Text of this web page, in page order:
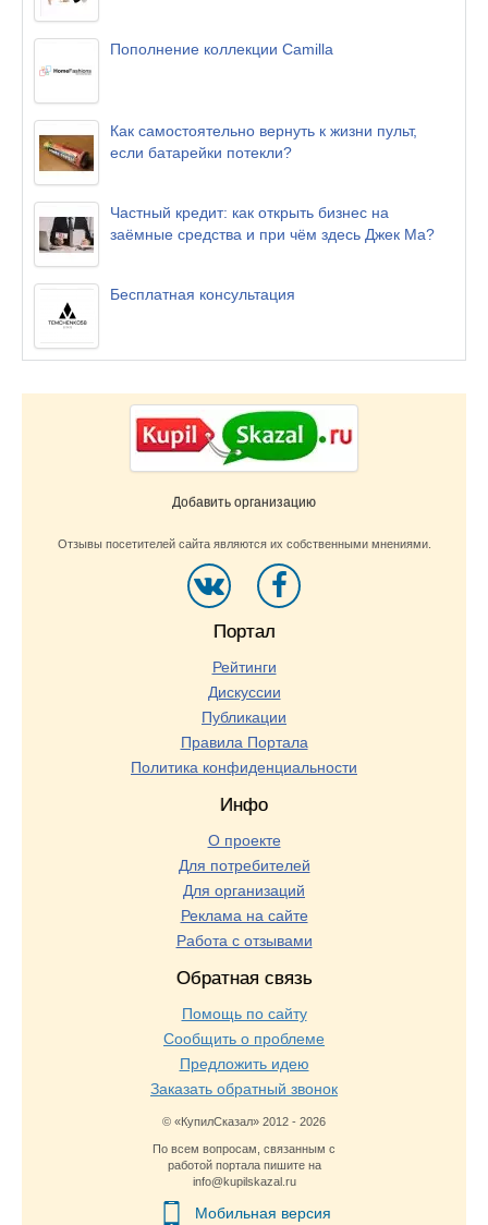
Пополнение коллекции Camilla
Как самостоятельно вернуть к жизни пульт,
если батарейки потекли?
Частный кредит: как открыть бизнес на
заёмные средства и при чём здесь Джек Ма?
Бесплатная консультация
Добавить организацию
Отзывы посетителей сайта являются их собственными мнениями.
Портал
Рейтинги
Дискуссии
Публикации
Правила Портала
Политика конфиденциальности
Инфо
О проекте
Для потребителей
Для организаций
Реклама на сайте
Работа с отзывами
Обратная связь
Помощь по сайту
Сообщить о проблеме
Предложить идею
Заказать обратный звонок
© «КупилСказал» 2012 - 2026
По всем вопросам, связанным с
работой портала пишите на
info@kupilskazal.ru
Мобильная версия